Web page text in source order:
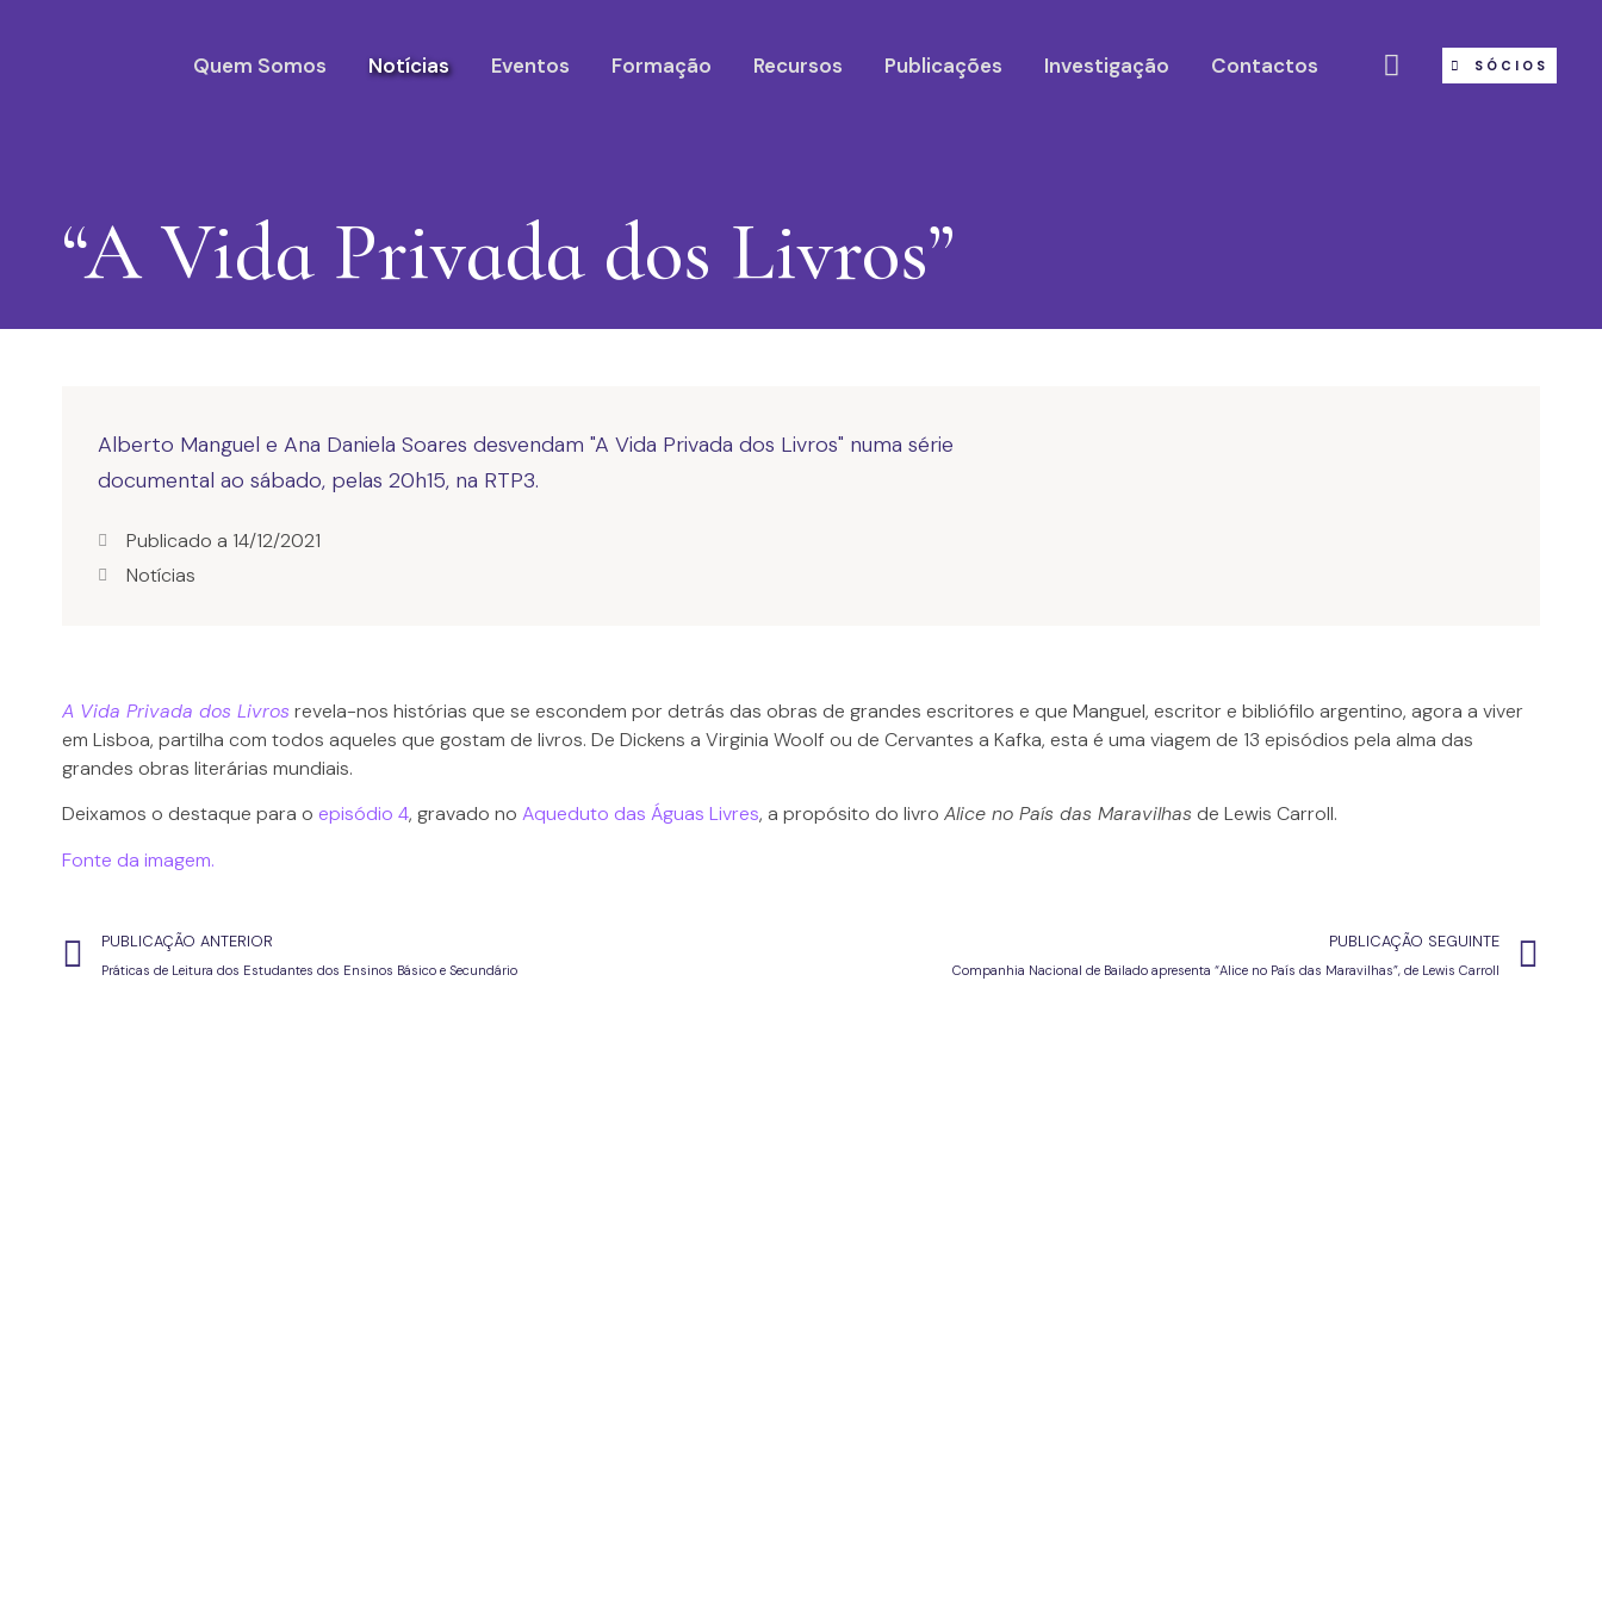
Quem Somos Notícias Eventos Formação Recursos Publicações Investigação Contactos SÓCIOS
“A Vida Privada dos Livros”
Alberto Manguel e Ana Daniela Soares desvendam "A Vida Privada dos Livros" numa série
documental ao sábado, pelas 20h15, na RTP3.
Publicado a 14/12/2021
Notícias
A Vida Privada dos Livros revela-nos histórias que se escondem por detrás das obras de grandes escritores e que Manguel, escritor e bibliófilo argentino, agora a viver
em Lisboa, partilha com todos aqueles que gostam de livros. De Dickens a Virginia Woolf ou de Cervantes a Kafka, esta é uma viagem de 13 episódios pela alma das
grandes obras literárias mundiais.
Deixamos o destaque para o episódio 4, gravado no Aqueduto das Águas Livres, a propósito do livro Alice no País das Maravilhas de Lewis Carroll.
Fonte da imagem.
PUBLICAÇÃO ANTERIOR
Práticas de Leitura dos Estudantes dos Ensinos Básico e Secundário
PUBLICAÇÃO SEGUINTE
Companhia Nacional de Bailado apresenta “Alice no País das Maravilhas”, de Lewis Carroll